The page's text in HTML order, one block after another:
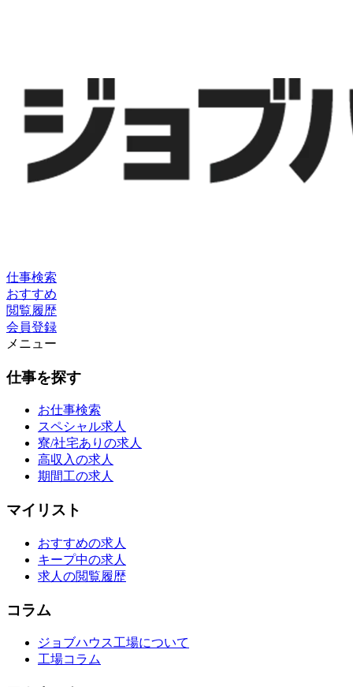
仕事検索
おすすめ
閲覧履歴
会員登録
メニュー
仕事を探す
お仕事検索
スペシャル求人
寮/社宅ありの求人
高収入の求人
期間工の求人
マイリスト
おすすめの求人
キープ中の求人
求人の閲覧履歴
コラム
ジョブハウス工場について
工場コラム